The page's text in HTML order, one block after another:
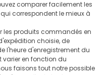
comparer facilement les
correspondent le mieux à
les produits commandés en
choisie, de
l'heure d'enregistrement du
varier en fonction du
faisons tout notre possible